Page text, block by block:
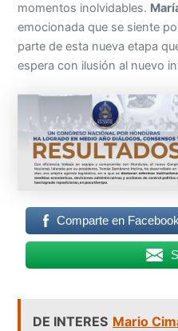
momentos inolvidables.
emocionada que se siente
parte de esta nueva etapa
espera con ilusión al nuevo
Comparte en Facebook
DE INTERES Mario